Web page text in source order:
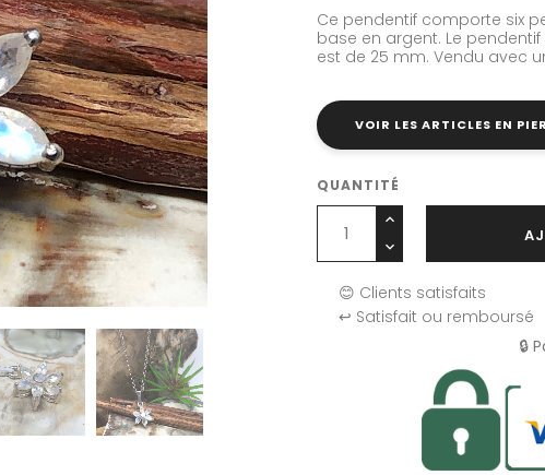
Ce pendentif comporte six
base en argent. Le
est de 25 mm. Vendu avec
VOIR LES ARTICLES EN
QUANTITÉ
😊 Clients satisfaits
↩️ Satisfait ou remboursé
🔒